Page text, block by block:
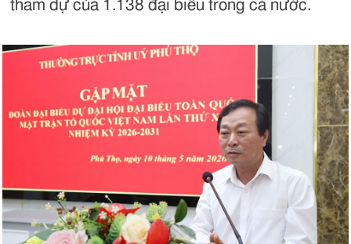
tham dự của 1.138 đại biểu trong cả nước.